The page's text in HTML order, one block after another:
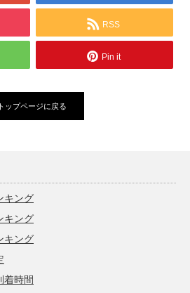
RSS
Pin it
トップページに戻る
キング
キング
キング
着時間